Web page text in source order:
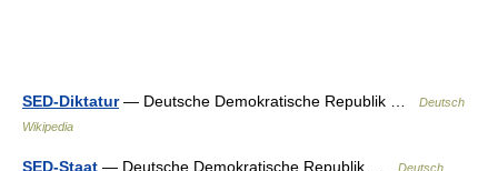
SED-Diktatur— Deutsche Demokratische Republik …
Deutsch
Wikipedia
SED-Staat — Deutsche Demokratische Republik …
Deutsch